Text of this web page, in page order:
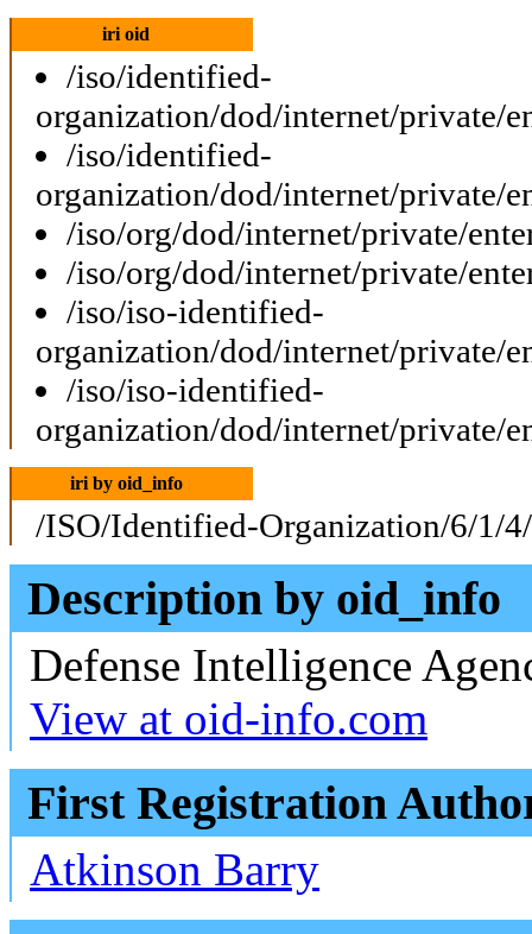
iri oid
/iso/identified-
organization/dod/internet/private/
/iso/identified-
organization/dod/internet/private/
/iso/org/dod/internet/private/
/iso/org/dod/internet/private/
/iso/iso-identified-
organization/dod/internet/private/
/iso/iso-identified-
organization/dod/internet/private/
iri by oid_info
/ISO/Identified-Organization/6/1/
Description by oid_info
Defense Intelligence
View at oid-info.com
First Registration
Atkinson Barry